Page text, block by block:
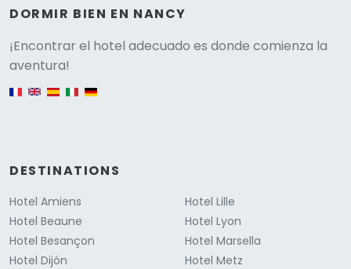
DORMIR BIEN EN NANCY
¡Encontrar el hotel adecuado es donde comienza la
aventura!
DESTINATIONS
Hotel Amiens
Hotel Beaune
Hotel Besançon
Hotel Dijón
Hotel Lille
Hotel Lyon
Hotel Marsella
Hotel Metz